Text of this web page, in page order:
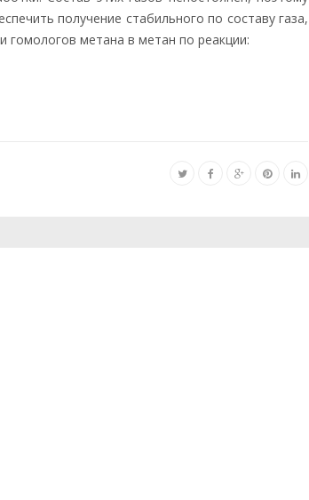
получение стабильного по составу газа,
гомологов метана в метан по реакции: